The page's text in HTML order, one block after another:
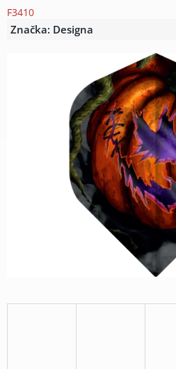
F3410
Značka: Designa